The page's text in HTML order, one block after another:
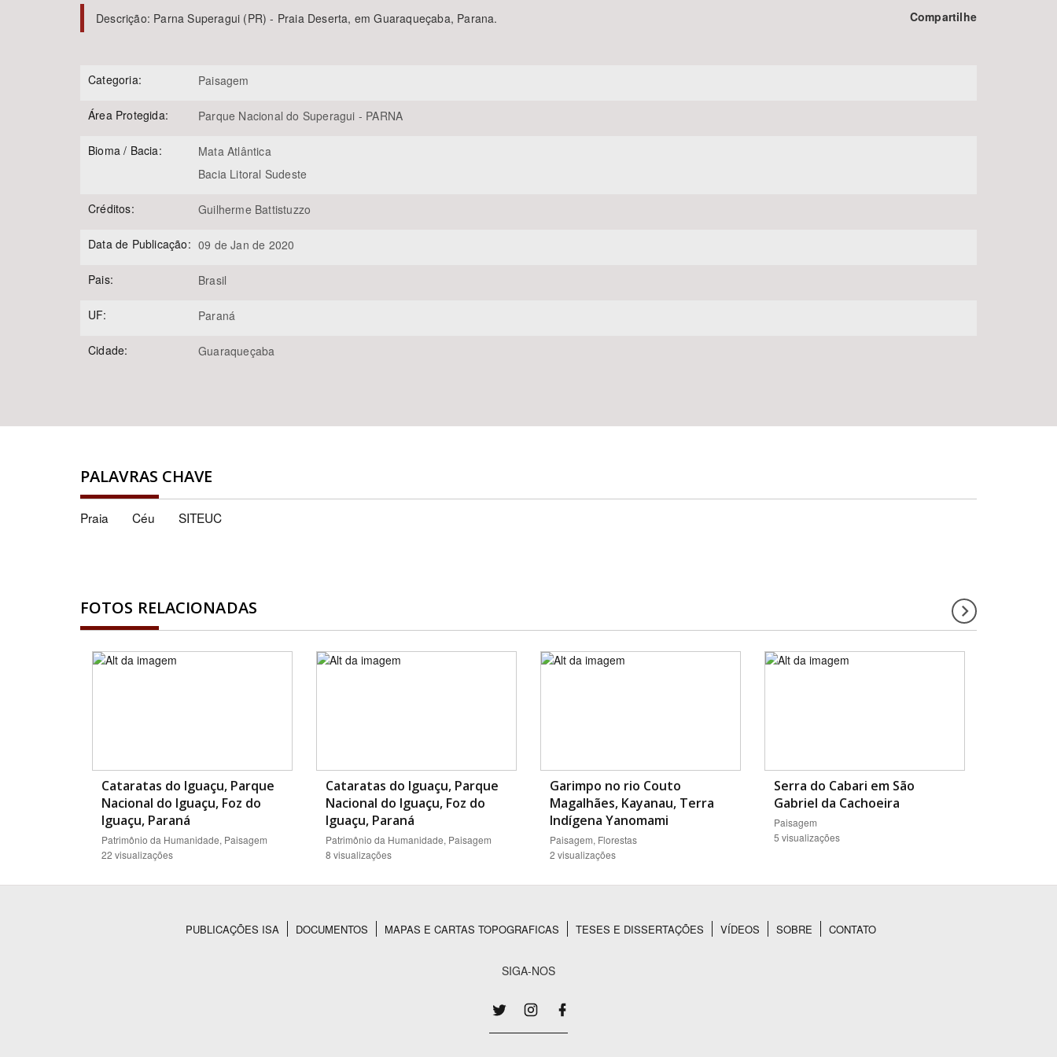
Área de Levantamento
Descrição: Parna Superagui (PR) - Praia Deserta, em Guaraqueçaba, Parana. Compartilhe
Categoria: Paisagem
Área Protegida: Parque Nacional do Superagui - PARNA
Bioma / Bacia:
Mata Atlântica
Bacia Litoral Sudeste
Créditos: Guilherme Battistuzzo
Data de Publicação: 09 de Jan de 2020
Pais: Brasil
UF: Paraná
Cidade: Guaraqueçaba
PALAVRAS CHAVE
Praia Céu SITEUC
FOTOS RELACIONADAS
Cataratas do Iguaçu, Parque
Nacional do Iguaçu, Foz do
Iguaçu, Paraná
Patrimônio da Humanidade, Paisagem
22 visualizações
Cataratas do Iguaçu, Parque
Nacional do Iguaçu, Foz do
Iguaçu, Paraná
Patrimônio da Humanidade, Paisagem
8 visualizações
Garimpo no rio Couto
Magalhães, Kayanau, Terra
Indígena Yanomami
Paisagem, Florestas
2 visualizações
Serra do Cabari em São
Gabriel da Cachoeira
Paisagem
5 visualizações
PUBLICAÇÕES ISA DOCUMENTOS MAPAS E CARTAS TOPOGRAFICAS TESES E DISSERTAÇÕES VÍDEOS SOBRE CONTATO
SIGA-NOS